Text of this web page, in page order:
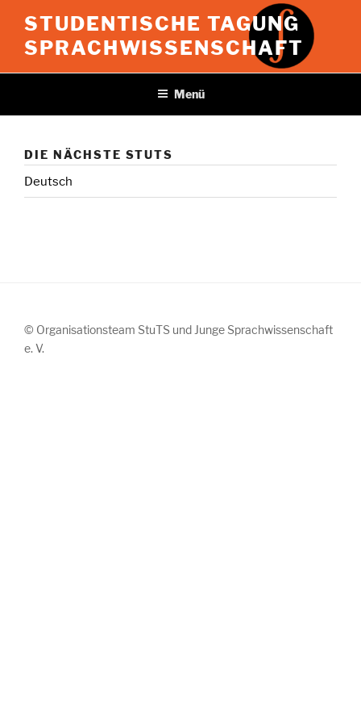
Inhalt
springen
STUDENTISCHE TAGUNG
SPRACHWISSENSCHAFT
Menü
DIE NÄCHSTE STUTS
Deutsch
© Organisationsteam StuTS und Junge Sprachwissenschaft
e. V.